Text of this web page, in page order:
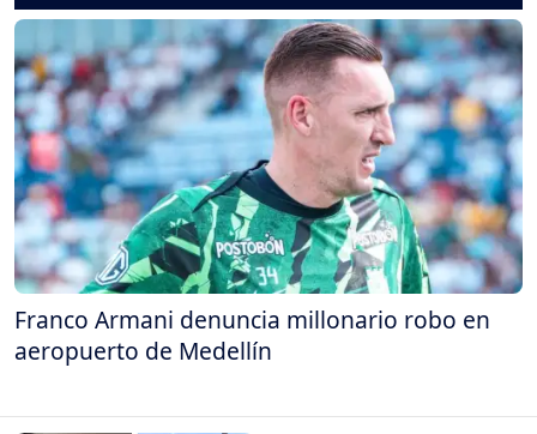
Franco Armani denuncia millonario robo en
aeropuerto de Medellín